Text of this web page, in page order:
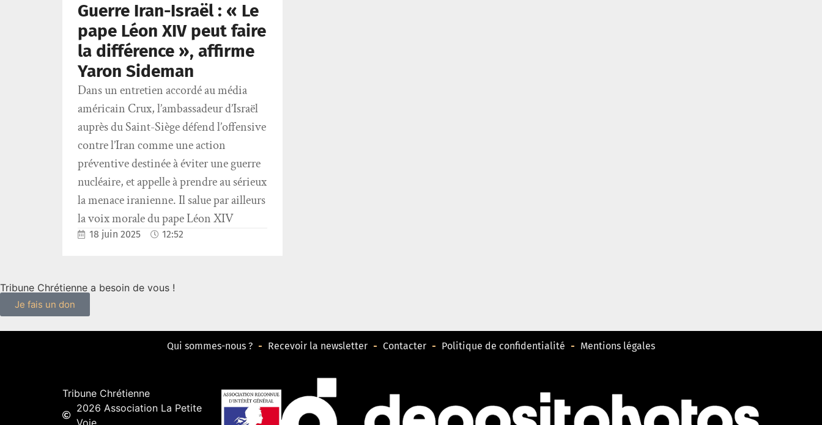
Guerre Iran-Israël : « Le
pape Léon XIV peut faire
la différence », affirme
Yaron Sideman
Dans un entretien accordé au média
américain Crux, l’ambassadeur d’Israël
auprès du Saint-Siège défend l’offensive
contre l’Iran comme une action
préventive destinée à éviter une guerre
nucléaire, et appelle à prendre au sérieux
la menace iranienne. Il salue par ailleurs
la voix morale du pape Léon XIV
18 juin 2025 12:52
Tribune Chrétienne a besoin de vous !
Je fais un don
Qui sommes-nous ? Recevoir la newsletter Contacter Politique de confidentialité Mentions légales
Tribune Chrétienne
2026 Association La Petite
Voie